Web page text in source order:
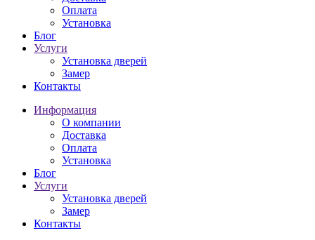
Оплата
Установка
Блог
Услуги
Установка дверей
Замер
Контакты
Информация
О компании
Доставка
Оплата
Установка
Блог
Услуги
Установка дверей
Замер
Контакты